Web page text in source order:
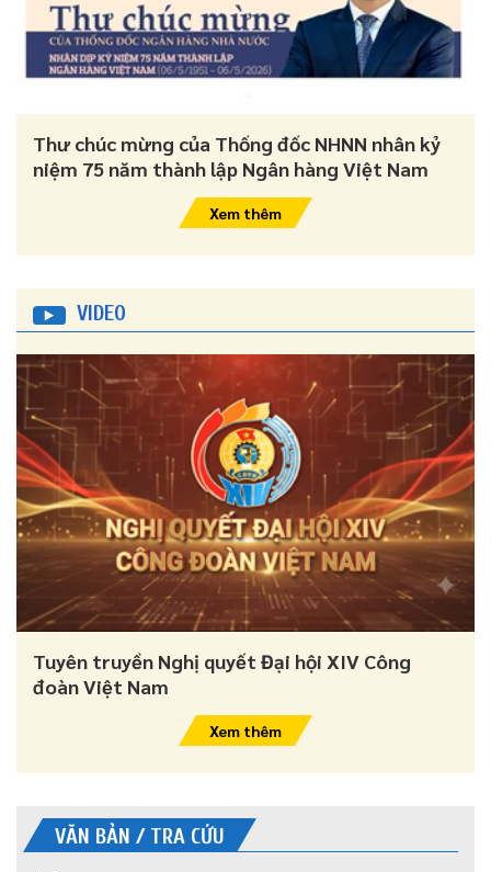
Thư chúc mừng của Thống đốc NHNN nhân kỷ
niệm 75 năm thành lập Ngân hàng Việt Nam
Xem thêm
VIDEO
Tuyên truyền Nghị quyết Đại hội XIV Công
đoàn Việt Nam
Xem thêm
VĂN BẢN / TRA CỨU